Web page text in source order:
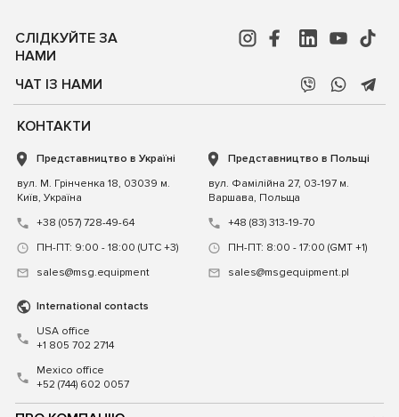
СЛІДКУЙТЕ ЗА
НАМИ
ЧАТ ІЗ НАМИ
КОНТАКТИ
Представництво в Україні
вул. М. Грінченка 18, 03039 м.
Київ, Україна
+38 (057) 728-49-64
ПН-ПТ: 9:00 - 18:00 (UTC +3)
sales@msg.equipment
Представництво в Польщі
вул. Фамілійна 27, 03-197 м.
Варшава, Польща
+48 (83) 313-19-70
ПН-ПТ: 8:00 - 17:00 (GMT +1)
sales@msgequipment.pl
International contacts
USA office
+1 805 702 2714
Mexico office
+52 (744) 602 0057